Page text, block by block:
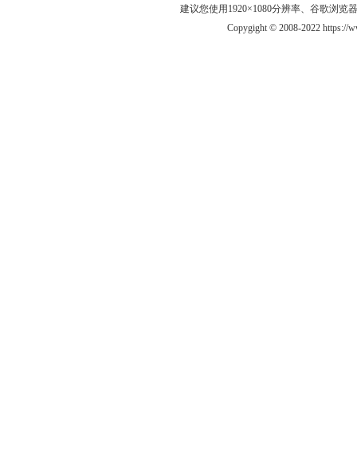
建议您使用1920×1080分辨率、谷歌浏览
Copygight © 2008-2022 https://